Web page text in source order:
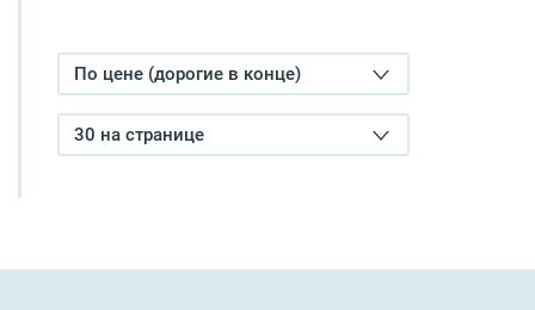
По цене (дорогие в конце)
30 на странице